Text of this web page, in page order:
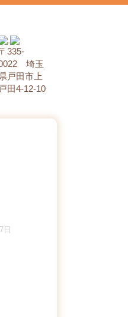
335‐
埼玉
戸田市上
戸田4-12-10
日